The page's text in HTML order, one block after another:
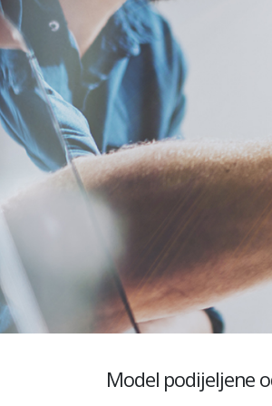
Model podijeljene